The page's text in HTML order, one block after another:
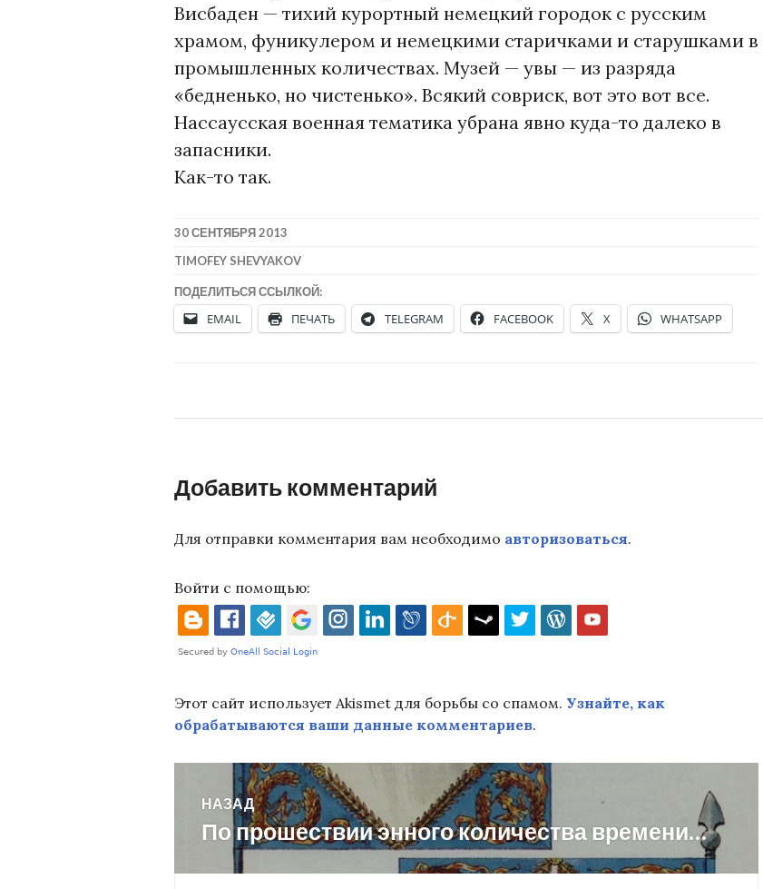
Висбаден — тихий курортный немецкий городок с русским
храмом, фуникулером и немецкими старичками и старушками в
промышленных количествах. Музей — увы — из разряда
«бедненько, но чистенько». Всякий совриск, вот это вот все.
Нассаусская военная тематика убрана явно куда-то далеко в
запасники.
Как-то так.
30 СЕНТЯБРЯ 2013
TIMOFEY SHEVYAKOV
ПОДЕЛИТЬСЯ ССЫЛКОЙ:
EMAIL ПЕЧАТЬ TELEGRAM FACEBOOK X WHATSAPP
Добавить комментарий
Для отправки комментария вам необходимо авторизоваться.
Войти с помощью:
Этот сайт использует Akismet для борьбы со спамом. Узнайте, как
обрабатываются ваши данные комментариев.
Навигация
по
НАЗАД
Предыдущая
запись:
По прошествии энного количества времени…